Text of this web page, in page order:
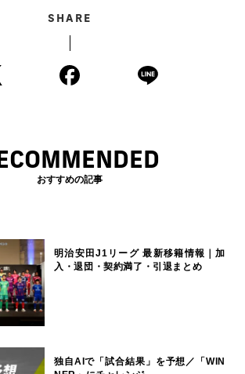
SHARE
おすすめの記事
明治安田J1リーグ 最新移籍情報｜加
入・退団・契約満了・引退まとめ
独自AIで「試合結果」を予想／「WIN